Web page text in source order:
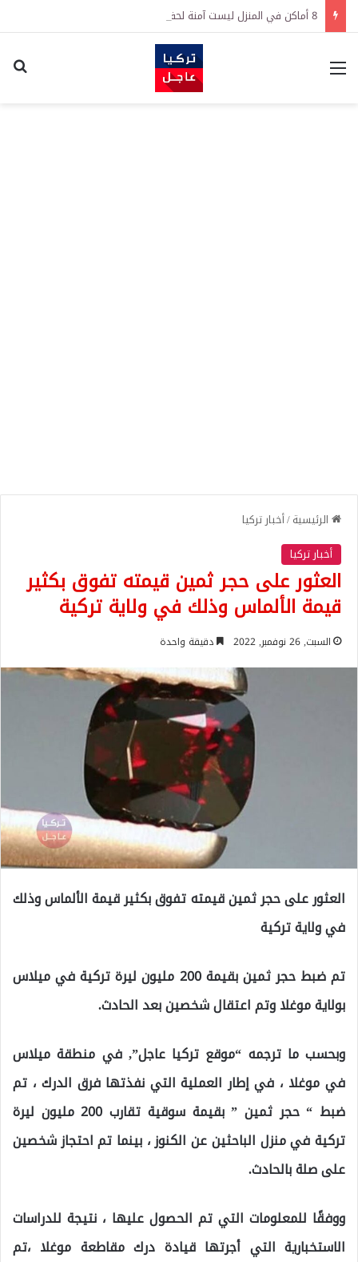
8 أماكن في المنزل ليست آمنة لحفظ النقود
القائمة
الرئيسية/أخبار تركيا
أخبار تركيا
العثور على حجر ثمين قيمته تفوق بكثير
قيمة الألماس وذلك في ولاية تركية
السبت, 26 نوفمبر, 2022 دقيقة واحدة
العثور على حجر ثمين قيمته تفوق بكثير قيمة الألماس وذلك
في ولاية تركية
تم ضبط حجر ثمين بقيمة 200 مليون ليرة تركية في ميلاس
بولاية موغلا وتم اعتقال شخصين بعد الحادث.
وبحسب ما ترجمه “موقع تركيا عاجل”, في منطقة ميلاس
في موغلا ، في إطار العملية التي نفذتها فرق الدرك ، تم
ضبط “ حجر ثمين ” بقيمة سوقية تقارب 200 مليون ليرة
تركية في منزل الباحثين عن الكنوز ، بينما تم احتجاز شخصين
على صلة بالحادث.
ووفقًا للمعلومات التي تم الحصول عليها ، نتيجة للدراسات
الاستخبارية التي أجرتها قيادة درك مقاطعة موغلا ،تم